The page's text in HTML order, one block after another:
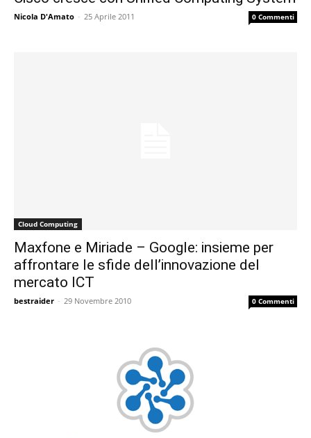
Nicola D'Amato - 25 Aprile 2011 0 Commenti
Cloud Computing
Maxfone e Miriade – Google: insieme per
affrontare le sfide dell’innovazione del
mercato ICT
bestraider - 29 Novembre 2010 0 Commenti